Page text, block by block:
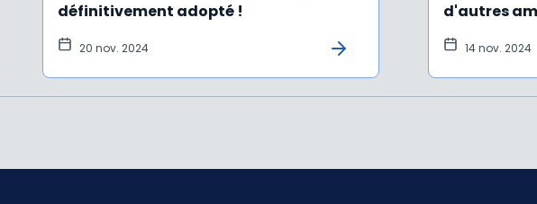
définitivement adopté !
20 nov. 2024
d'autres
14 nov. 2024